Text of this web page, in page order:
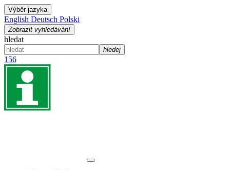
Výběr jazyka
English Deutsch Polski
Zobrazit vyhledávání
hledat
hledej
156